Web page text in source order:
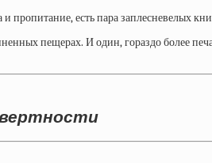
и пропитание, есть пара заплесневелых
пещерах. И один, гораздо более